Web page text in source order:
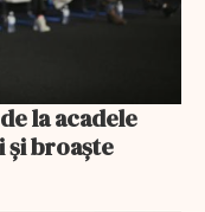
la acadele
și broaște